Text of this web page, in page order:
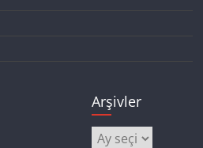
Arşivler
Arşivler